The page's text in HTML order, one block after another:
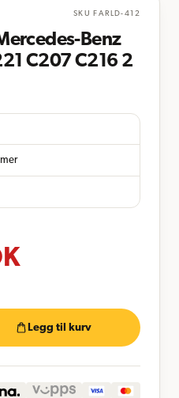
SKUFARLD-412
Benz
C207 C216 2
Legg til kurv